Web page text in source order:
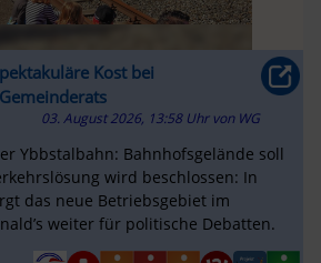
Kost bei
03. August 2026, 13:58 Uhr von WG
Ybbstalbahn: Bahnhofsgelände soll
wird beschlossen: In
das neue Betriebsgebiet im
weiter für politische Debatten.